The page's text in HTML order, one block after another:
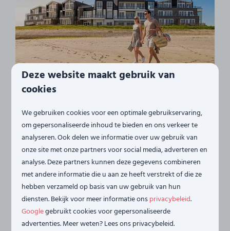
Vista Maris ligt op een unieke locatie, op korte
afstand van het strand aan de adembenemende
Oosterschelde. Hier geniet je van rust, ruimte en een
ongeëvenaard uitzicht over het water. Vanuit
sommige accommodaties stap je zelfs direct vanuit
je tuin het strand op – dichterbij het water kun je
bijna niet verblijven.
Meer
Deze website maakt gebruik van
cookies
We gebruiken cookies voor een optimale gebruikservaring,
om gepersonaliseerde inhoud te bieden en ons verkeer te
analyseren. Ook delen we informatie over uw gebruik van
onze site met onze partners voor social media, adverteren en
analyse. Deze partners kunnen deze gegevens combineren
met andere informatie die u aan ze heeft verstrekt of die ze
hebben verzameld op basis van uw gebruik van hun
diensten. Bekijk voor meer informatie onsprivacybeleid.
Googlegebruikt cookies voor gepersonaliseerde
advertenties. Meer weten? Lees ons privacybeleid.